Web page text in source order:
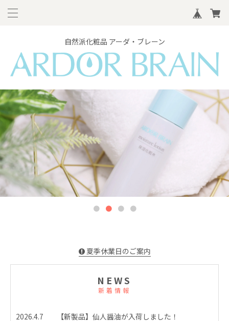
自然派化粧品 アーダ・ブレーン
夏季休業日のご案内
NEWS
新着情報
2026.4.7 【新製品】仙人醤油が入荷しました！